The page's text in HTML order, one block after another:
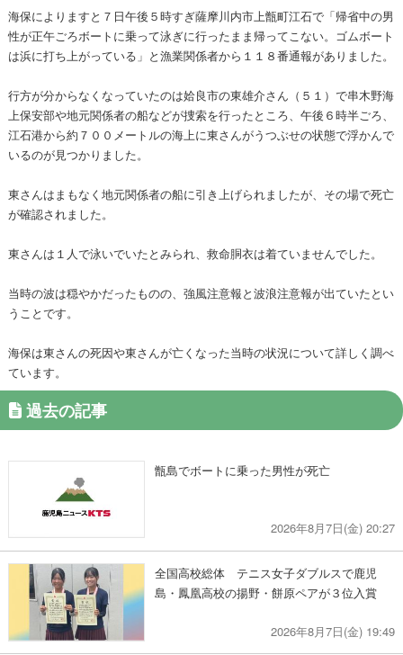
海保によりますと７日午後５時すぎ薩摩川内市上甑町江石で「帰省中の男
性が正午ごろボートに乗って泳ぎに行ったまま帰ってこない。ゴムボート
は浜に打ち上がっている」と漁業関係者から１１８番通報がありました。
行方が分からなくなっていたのは姶良市の東雄介さん（５１）で串木野海
上保安部や地元関係者の船などが捜索を行ったところ、午後６時半ごろ、
江石港から約７００メートルの海上に東さんがうつぶせの状態で浮かんで
いるのが見つかりました。
東さんはまもなく地元関係者の船に引き上げられましたが、その場で死亡
が確認されました。
東さんは１人で泳いでいたとみられ、救命胴衣は着ていませんでした。
当時の波は穏やかだったものの、強風注意報と波浪注意報が出ていたとい
うことです。
海保は東さんの死因や東さんが亡くなった当時の状況について詳しく調べ
ています。
過去の記事
甑島でボートに乗った男性が死亡
2026年8月7日(金) 20:27
全国高校総体 テニス女子ダブルスで鹿児
島・鳳凰高校の揚野・餅原ペアが３位入賞
2026年8月7日(金) 19:49